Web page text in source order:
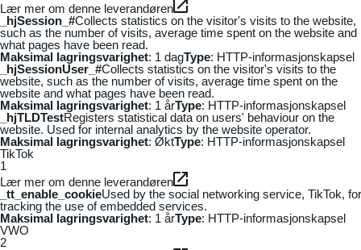
Lær mer om denne leverandøren
_hjSession_#Collects statistics on the visitor's visits to the website,
such as the number of visits, average time spent on the website and
what pages have been read.
Maksimal lagringsvarighet: 1 dagType: HTTP-informasjonskapsel
_hjSessionUser_#Collects statistics on the visitor's visits to the
website, such as the number of visits, average time spent on the
website and what pages have been read.
Maksimal lagringsvarighet: 1 årType: HTTP-informasjonskapsel
_hjTLDTestRegisters statistical data on users' behaviour on the
website. Used for internal analytics by the website operator.
Maksimal lagringsvarighet: ØktType: HTTP-informasjonskapsel
TikTok
1
Lær mer om denne leverandøren
_tt_enable_cookieUsed by the social networking service, TikTok, for
tracking the use of embedded services.
Maksimal lagringsvarighet: 1 årType: HTTP-informasjonskapsel
VWO
2